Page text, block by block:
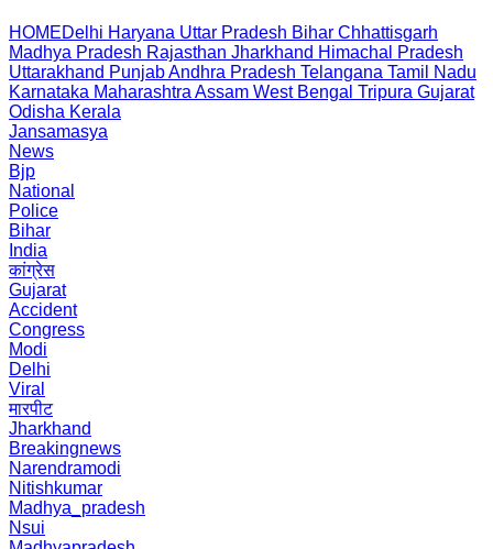
HOMEDelhi Haryana Uttar Pradesh Bihar Chhattisgarh
Madhya Pradesh Rajasthan Jharkhand Himachal Pradesh
Uttarakhand PunjabAndhra Pradesh Telangana Tamil Nadu
Karnataka Maharashtra Assam West Bengal Tripura Gujarat
Odisha Kerala
Jansamasya
News
Bjp
National
Police
Bihar
India
कांग्रेस
Gujarat
Accident
Congress
Modi
Delhi
Viral
मारपीट
Jharkhand
Breakingnews
Narendramodi
Nitishkumar
Madhya_pradesh
Nsui